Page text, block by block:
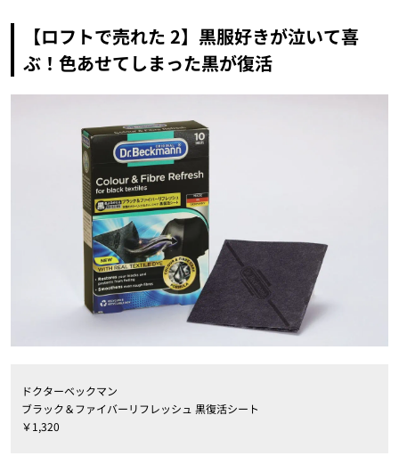
【ロフトで売れた 2】黒服好きが泣いて喜
ぶ！色あせてしまった黒が復活
ドクターベックマン
ブラック＆ファイバーリフレッシュ 黒復活シート
￥1,320